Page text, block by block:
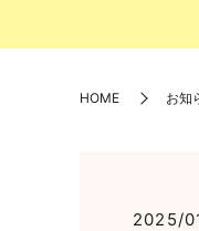
HOME お知
2025/